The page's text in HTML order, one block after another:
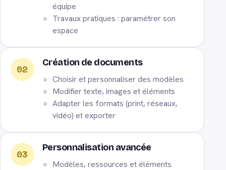
équipe
Travaux pratiques : paramétrer son
espace
02
Création de documents
Choisir et personnaliser des modèles
Modifier texte, images et éléments
Adapter les formats (print, réseaux,
vidéo) et exporter
03
Personnalisation avancée
Modèles, ressources et éléments